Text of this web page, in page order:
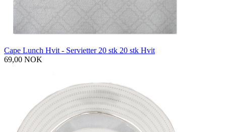
Cape Lunch Hvit - Servietter 20 stk 20 stk Hvit
69,00 NOK